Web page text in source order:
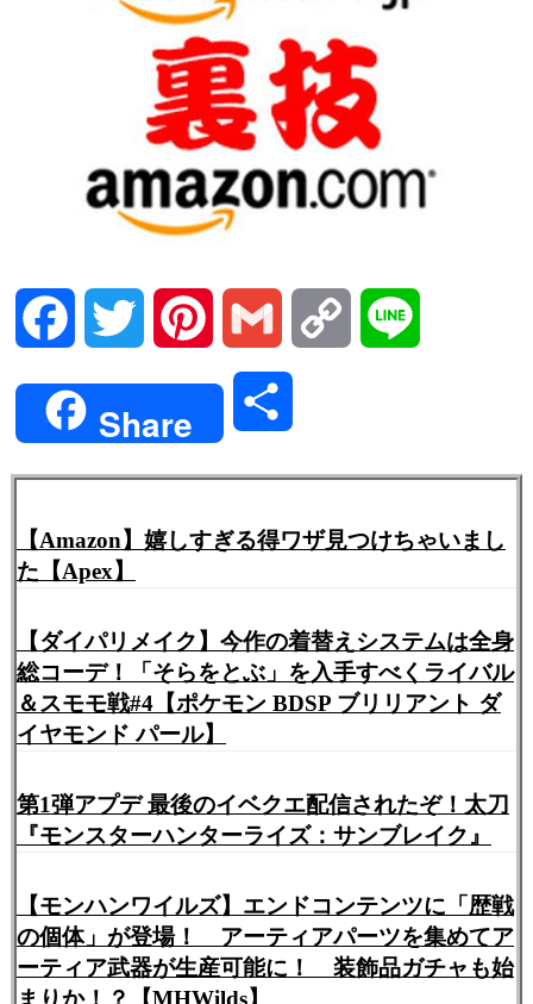
Facebook Twitter Pinterest Gmail Copy
Share
【Amazon】嬉しすぎる得ワザ見つけちゃいまし
た【Apex】
【ダイパリメイク】今作の着替えシステムは全身
総コーデ！「そらをとぶ」を入手すべくライバル
＆スモモ戦#4【ポケモン BDSP ブリリアント ダ
イヤモンド パール】
第1弾アプデ 最後のイベクエ配信されたぞ！太刀
『モンスターハンターライズ：サンブレイク』
【モンハンワイルズ】エンドコンテンツに「歴戦
の個体」が登場！ アーティアパーツを集めてア
ーティア武器が生産可能に！ 装飾品ガチャも始
まりか！？【MHWilds】